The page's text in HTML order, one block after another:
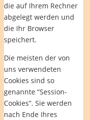
die auf Ihrem Rechner
abgelegt werden und
die Ihr Browser
speichert.
Die meisten der von
uns verwendeten
Cookies sind so
genannte “Session-
Cookies”. Sie werden
nach Ende Ihres